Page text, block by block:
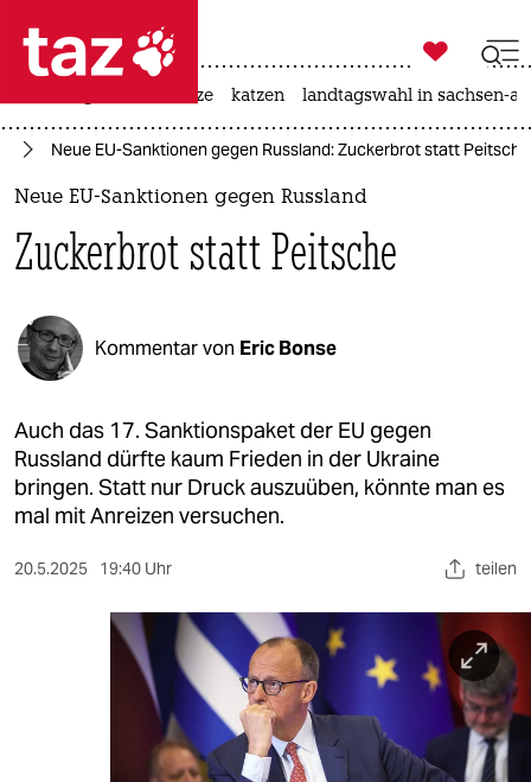
 taz zahl ich
taz zahl ich
politik
öko
gesellschaft
kultur
sport

taz zahl ich
hitze katzen landtagswahl in sachsen-
Neue EU-Sanktionen gegen Russland: Zuckerbrot statt Peitsche
Neue EU-Sanktionen gegen Russland
Zuckerbrot statt Peitsche
Kommentar von Eric Bonse
Auch das 17. Sanktionspaket der EU gegen
Russland dürfte kaum Frieden in der Ukraine
bringen. Statt nur Druck auszuüben, könnte man es
mal mit Anreizen versuchen.
20.5.2025 19:40 Uhr teilen